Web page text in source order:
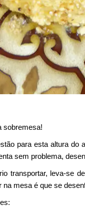
sobremesa!
para esta altura do
sem problema,
transportar, leva-se
mesa é que se